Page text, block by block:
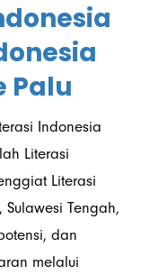
Palu
Indonesia
Literasi
Literasi
Sulawesi Tengah,
dan
melalui